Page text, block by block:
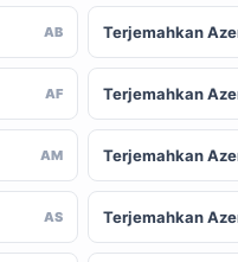
AB Terjemahkan
AF Terjemahkan
AM Terjemahkan
AS Terjemahkan